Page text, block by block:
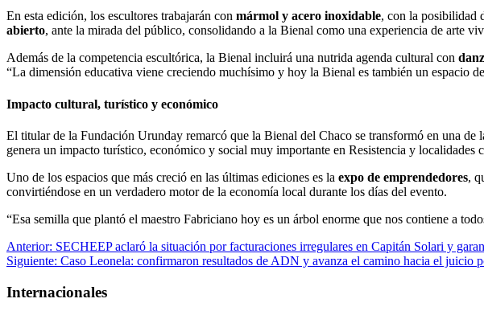
En esta edición, los escultores trabajarán con mármol y acero inoxidable, con la posibilidad
abierto, ante la mirada del público, consolidando a la Bienal como una experiencia de arte
Además de la competencia escultórica, la Bienal incluirá una nutrida agenda cultural con
“La dimensión educativa viene creciendo muchísimo y hoy la Bienal es también un espacio
Impacto cultural, turístico y económico
El titular de la Fundación Urunday remarcó que la Bienal del Chaco se transformó en una de
genera un impacto turístico, económico y social muy importante en Resistencia y
Uno de los espacios que más creció en las últimas ediciones es la expo de emprendedores,
convirtiéndose en un verdadero motor de la economía local durante los días del evento.
“Esa semilla que plantó el maestro Fabriciano hoy es un árbol enorme que nos contiene a
Navegación
de
entradas
Anterior: SECHEEP aclaró la situación por facturaciones irregulares en Capitán Solari y
Siguiente: Caso Leonela: confirmaron resultados de ADN y avanza el camino hacia el juicio
Internacionales